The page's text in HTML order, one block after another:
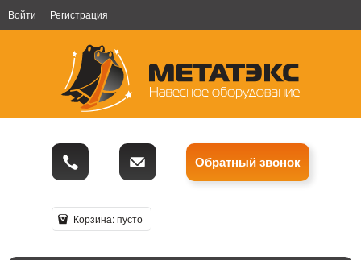
Войти Регистрация
Обратный звонок
Корзина:пусто